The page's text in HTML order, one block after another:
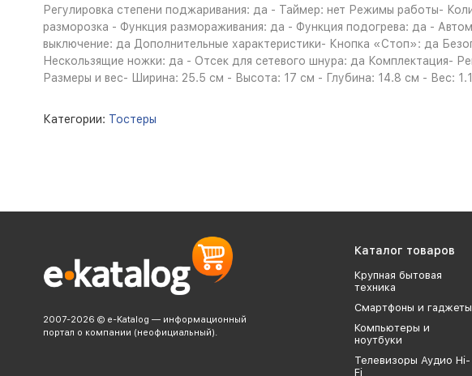
Регулировка степени поджаривания: да - Таймер: нет Режимы работы-
разморозка - Функция размораживания: да - Функция подогрева: да -
выключение: да Дополнительные характеристики- Кнопка «Стоп»: да
Нескользящие ножки: да - Отсек для сетевого шнура: да Комплектация-
Размеры и вес- Ширина: 25.5 см - Высота: 17 см - Глубина: 14.8 см - Вес:
Категории: Тостеры
2007-2026 © e-Katalog — информационный
портал о компании (неофициальный).
Каталог товаров
Крупная бытовая
техника
Смартфоны и гаджеты
Компьютеры и
ноутбуки
Телевизоры Аудио Hi-
Fi